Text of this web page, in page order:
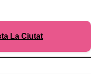
La Ciutat